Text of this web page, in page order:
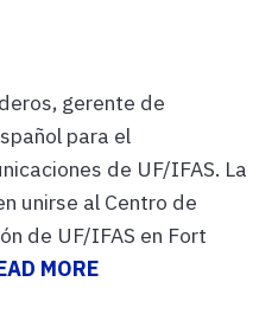
gerente de
para el
de UF/IFAS. La
unirse al Centro de
de UF/IFAS en Fort
MORE